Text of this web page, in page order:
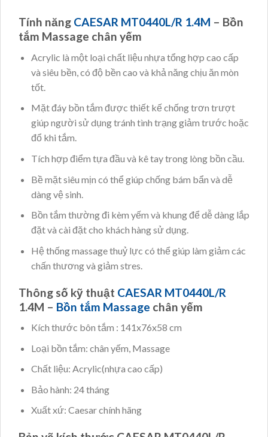
Tính năng CAESAR MT0440L/R 1.4M – Bồn
tắm Massage chân yếm
Acrylic là một loại chất liệu nhựa tổng hợp cao cấp
và siêu bền, có độ bền cao và khả năng chịu ăn mòn
tốt.
Mặt đáy bồn tắm được thiết kế chống trơn trượt
giúp người sử dụng tránh tình trạng giảm trước hoặc
đổ khi tắm.
Tích hợp điểm tựa đầu và kê tay trong lòng bồn cầu.
Bề mặt siêu mịn có thể giúp chống bám bẩn và dễ
dàng vệ sinh.
Bồn tắm thường đi kèm yếm và khung để dễ dàng lắp
đặt và cài đặt cho khách hàng sử dụng.
Hệ thống massage thuỷ lực có thể giúp làm giảm các
chấn thương và giảm stres.
Thông số kỹ thuật CAESAR MT0440L/R
1.4M – Bồn tắm Massage chân yếm
Kích thước bôn tắm : 141x76x58 cm
Loại bồn tắm: chân yếm, Massage
Chất liệu: Acrylic(nhựa cao cấp)
Bảo hành: 24 tháng
Xuất xứ: Caesar chính hãng